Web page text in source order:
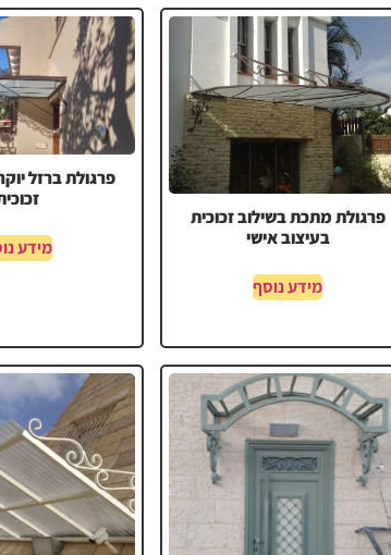
פרגולת מתכת בשילוב זכוכית
בעיצוב אישי
מידע נוסף
פרגולת ברזל
מידע